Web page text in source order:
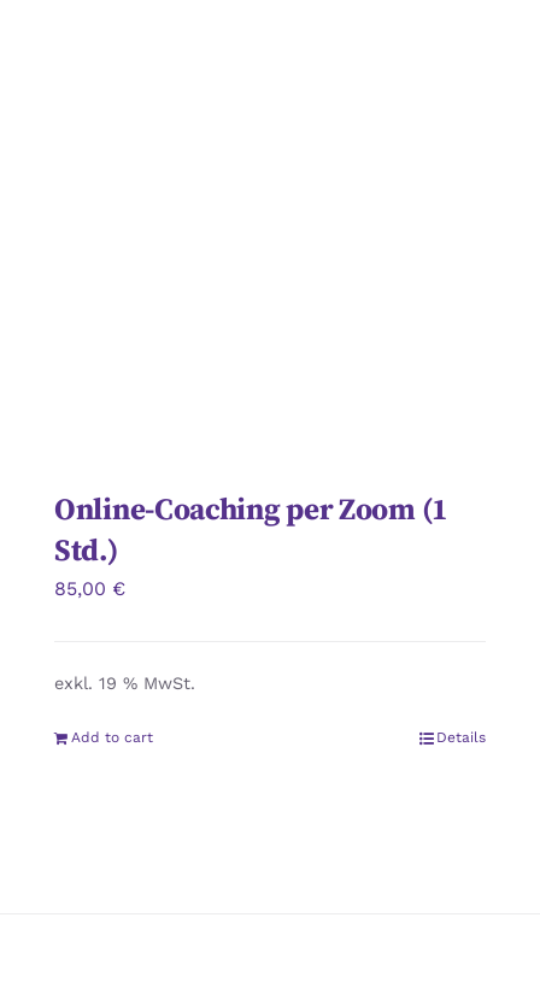
Online-Coaching per Zoom (1
Std.)
85,00 €
exkl. 19 % MwSt.
Add to cart Details